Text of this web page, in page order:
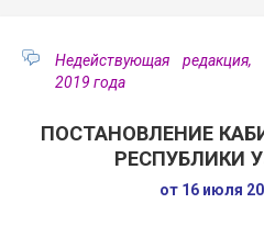
Недействующая
2019 года
ПОСТАНОВЛЕНИЕ
РЕСПУБЛИКИ
от 16 июля